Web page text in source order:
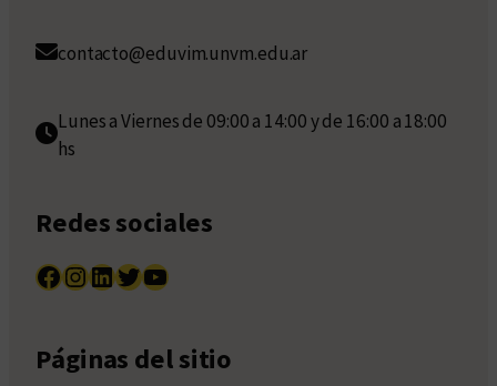
contacto@eduvim.unvm.edu.ar
Lunes a Viernes de 09:00 a 14:00 y de 16:00 a 18:00
hs
Redes sociales
Facebook InstagramLinkedIn Twitter YouTube
Páginas del sitio